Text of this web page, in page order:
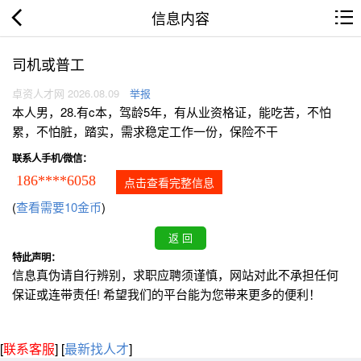
信息内容
司机或普工
卓资人才网 2026.08.09 举报
本人男，28.有c本，驾龄5年，有从业资格证，能吃苦，不怕
累，不怕脏，踏实，需求稳定工作一份，保险不干
联系人手机/微信：
186****6058 点击查看完整信息
(查看需要10金币)
特此声明：
信息真伪请自行辨别，求职应聘须谨慎，网站对此不承担任何
保证或连带责任! 希望我们的平台能为您带来更多的便利！
[联系客服] [最新找人才]